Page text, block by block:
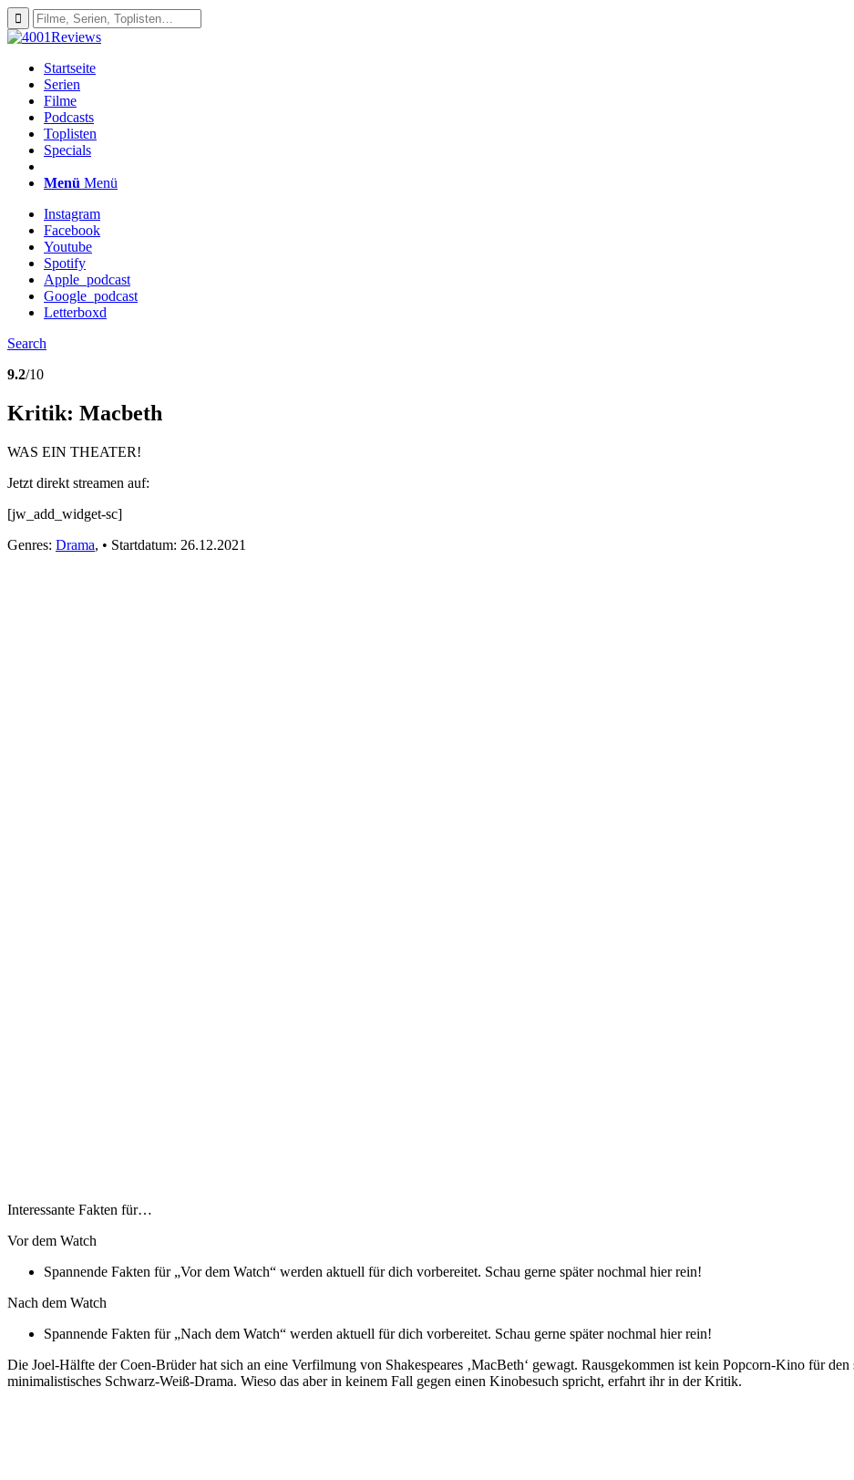
Startseite
Serien
Filme
Podcasts
Toplisten
Specials
Menü Menü
Instagram
Facebook
Youtube
Spotify
Apple_podcast
Google_podcast
Letterboxd
Search
9.2/10
Kritik: Macbeth
WAS EIN THEATER!
Jetzt direkt streamen auf:
[jw_add_widget-sc]
Genres: Drama, • Startdatum: 26.12.2021
Interessante Fakten für…
Vor dem Watch
Spannende Fakten für „Vor dem Watch“ werden aktuell für dich vorbereitet. Schau gerne später nochmal hier rein!
Nach dem Watch
Spannende Fakten für „Nach dem Watch“ werden aktuell für dich vorbereitet. Schau gerne später nochmal hier rein!
Die Joel-Hälfte der Coen-Brüder hat sich an eine Verfilmung von Shakespeares ‚MacBeth‘ gewagt. Rausgekommen ist kein Popcorn-Kino für
minimalistisches Schwarz-Weiß-Drama. Wieso das aber in keinem Fall gegen einen Kinobesuch spricht, erfahrt ihr in der Kritik.